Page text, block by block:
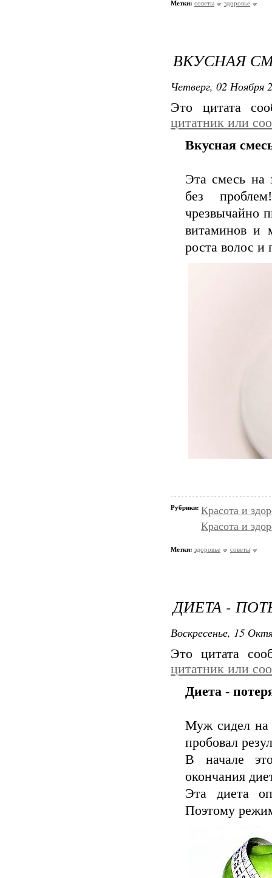
Метки: советы здоровье
ВКУСНАЯ
Четверг, 02 Ноября
Это цитата
цитатник или
Вкусная
Эта смесь на
без
чрезвычайно
витаминов и
роста волос и
Рубрики: Красота и
Красота и
Метки: здоровье советы
ДИЕТА -
Воскресенье, 15
Это цитата
цитатник или
Диета -
Муж сидел на
пробовал
В начале
окончания
Эта диета
Поэтому